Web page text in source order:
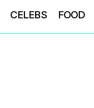
CELEBS FOOD